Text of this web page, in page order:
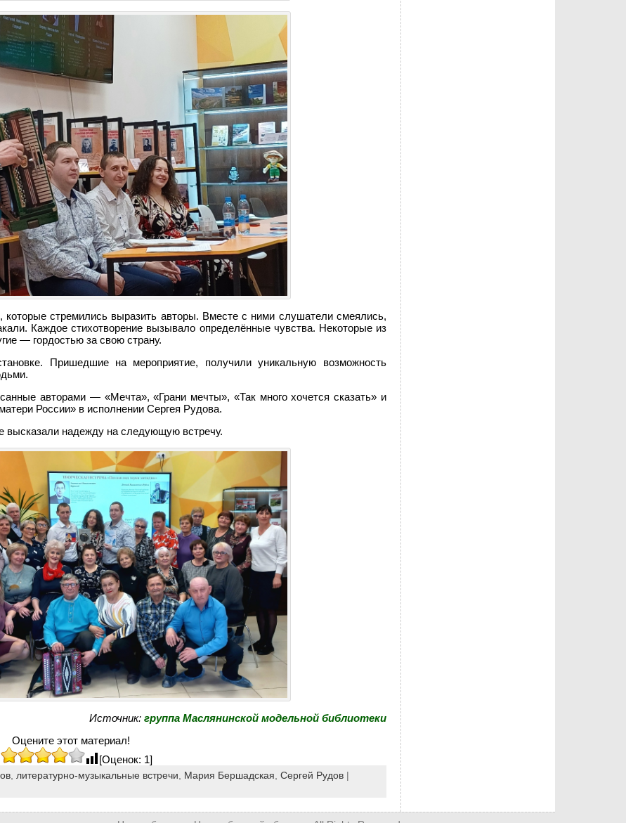
стремились выразить авторы. Вместе с ними слушатели смеялись,
Каждое стихотворение вызывало определённые чувства. Некоторые из
— гордостью за свою страну.
Пришедшие на мероприятие, получили уникальную возможность
авторами — «Мечта», «Грани мечты», «Так много хочется сказать» и
России» в исполнении Сергея Рудова.
высказали надежду на следующую встречу.
Источник: группа Маслянинской модельной библиотеки
Оцените этот материал!
[Оценок: 1]
, литературно-музыкальные встречи Мария Бершадская Сергей Рудов|